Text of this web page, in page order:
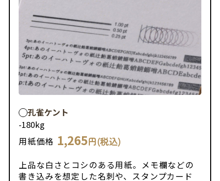
孔雀ケント
-180kg
用紙価格 1,265円(税込)
上品な白さとコシのある用紙。メモ欄などの
書き込みを想定した名刺や、スタンプカード